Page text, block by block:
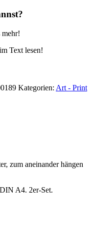
Text lesen!
Kategorien: Art - Print
zum aneinander hängen
A4. 2er-Set.